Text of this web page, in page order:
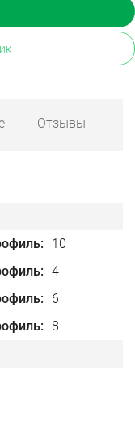
Отзывы
10
4
6
8